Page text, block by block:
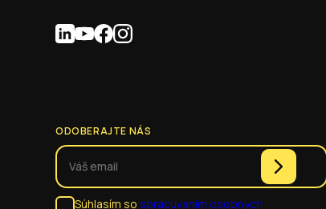
ODOBERAJTE NÁS
Súhlasím so spracúvaním osobných